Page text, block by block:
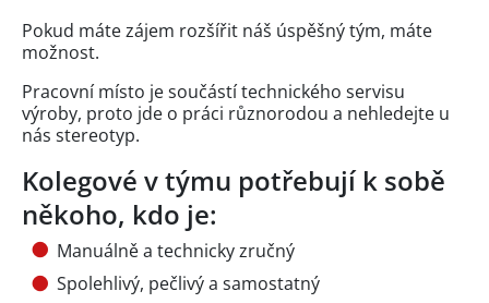
Pokud máte zájem rozšířit náš úspěšný tým, máte
možnost.
Pracovní místo je součástí technického servisu
výroby, proto jde o práci různorodou a nehledejte u
nás stereotyp.
Kolegové v týmu potřebují k sobě
někoho, kdo je:
Manuálně a technicky zručný
Spolehlivý, pečlivý a samostatný